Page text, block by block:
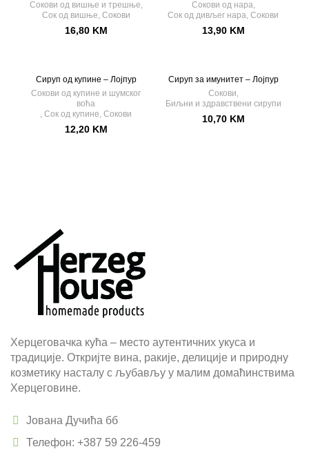
Сокови од вишње и трешње,
Сок од вишње, Сокови
16,80 KM
Сокови од нара,
Сок од дивљег нара, Сокови
13,90 KM
Сируп од купине – Лојпур
Сокови од купине и шумског
воћа
, Сок од купине, Сокови
12,20 KM
Сируп за имунитет – Лојпур
Сокови,
Биљни и здравствени сирупи
10,70 KM
Херцеговачка кућа – место аутентичних укуса и
традиције. Откријте вина, ракије, делиције и природну
козметику насталу с љубављу у малим домаћинствима
Херцеговине.
Јована Дучића бб
Телефон: +387 59 226-459